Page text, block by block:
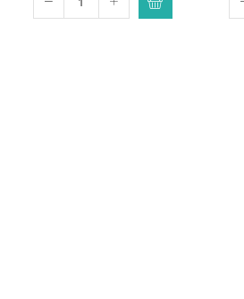
quantité